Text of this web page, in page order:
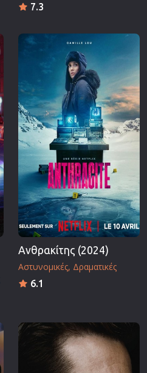
7.3
Ανθρακίτης (2024)
Αστυνομικές Δραματικές
6.1